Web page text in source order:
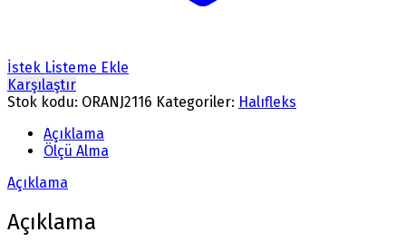
İstek Listeme Ekle
Karşılaştır
Stok kodu: ORANJ2116 Kategoriler: Halıfleks
Açıklama
Ölçü Alma
Açıklama
Açıklama